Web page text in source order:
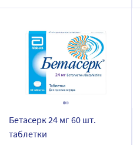
Бетасерк 24 мг 60 шт.
таблетки